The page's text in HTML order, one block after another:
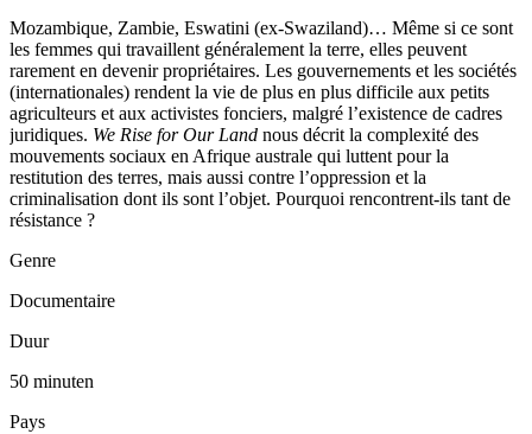
Mozambique, Zambie, Eswatini (ex-Swaziland)… Même si ce sont
les femmes qui travaillent généralement la terre, elles peuvent
rarement en devenir propriétaires. Les gouvernements et les sociétés
(internationales) rendent la vie de plus en plus difficile aux petits
agriculteurs et aux activistes fonciers, malgré l’existence de cadres
juridiques. We Rise for Our Land nous décrit la complexité des
mouvements sociaux en Afrique australe qui luttent pour la
restitution des terres, mais aussi contre l’oppression et la
criminalisation dont ils sont l’objet. Pourquoi rencontrent-ils tant de
résistance ?
Genre
Documentaire
Duur
50 minuten
Pays